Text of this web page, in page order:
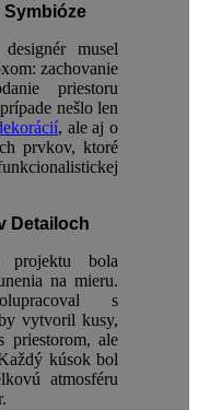
Symbióze
musel
zachovanie
priestoru
nešlo len
, ale aj o
prvkov, ktoré
Detailoch
projektu bola
na mieru.
s
vytvoril kusy,
ale
kúsok bol
atmosféru